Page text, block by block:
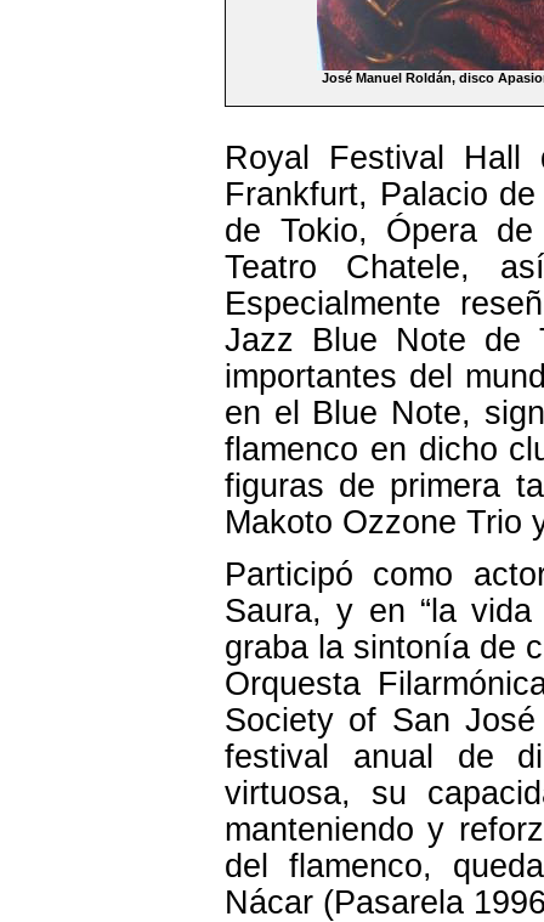
José Manuel Roldán, disco
Royal Festival Hall
Frankfurt, Palacio
de Tokio, Ópera
Teatro Chatele,
Especialmente
Jazz Blue Note de
importantes del
en el Blue Note,
flamenco en dicho
figuras de primera
Makoto Ozzone Trio
Participó como
Saura, y en “la
graba la sintonía de
Orquesta
Society of San
festival anual de
virtuosa, su
manteniendo y
del flamenco,
Nácar (Pasarela